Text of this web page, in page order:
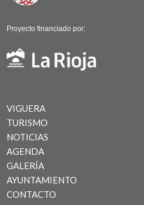
Proyecto financiado por:
VIGUERA
TURISMO
NOTICIAS
AGENDA
GALERÍA
AYUNTAMIENTO
CONTACTO